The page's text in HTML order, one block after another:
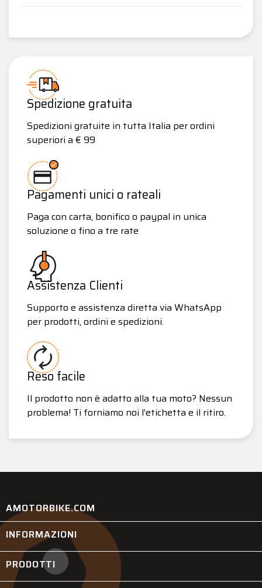
Spedizione gratuita
Spedizioni gratuite in tutta Italia per ordini
superiori a € 99
Pagamenti unici o rateali
Paga con carta, bonifico o paypal in unica
soluzione o fino a tre rate
Assistenza Clienti
Supporto e assistenza diretta via WhatsApp
per prodotti, ordini e spedizioni.
Reso facile
Il prodotto non è adatto alla tua moto? Nessun
problema! Ti forniamo noi l’etichetta e il ritiro.
AMOTORBIKE.COM
INFORMAZIONI
PRODOTTI